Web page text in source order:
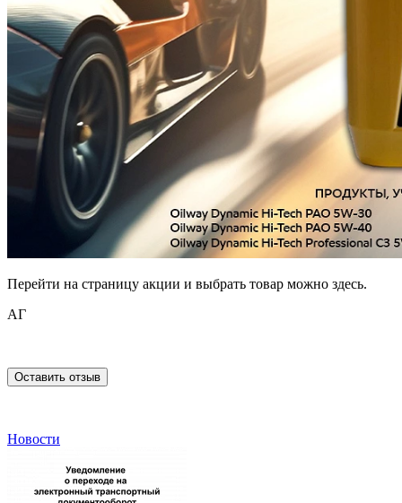
Перейти на страницу акции и выбрать товар можно здесь.
АГ
Оставить отзыв
Новости